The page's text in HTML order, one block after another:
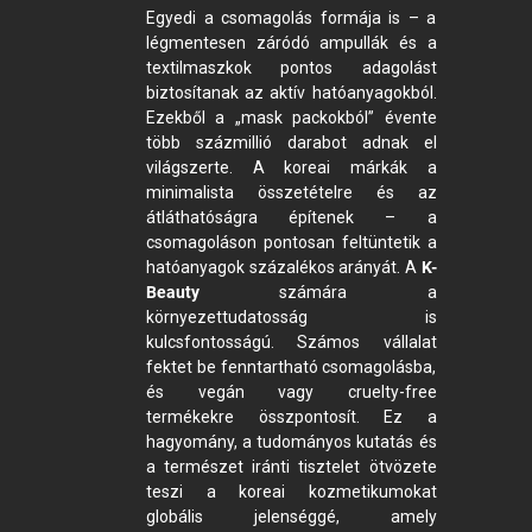
Egyedi a csomagolás formája is – a
légmentesen záródó ampullák és a
textilmaszkok pontos adagolást
biztosítanak az aktív hatóanyagokból.
Ezekből a „mask packokból” évente
több százmillió darabot adnak el
világszerte. A koreai márkák a
minimalista összetételre és az
átláthatóságra építenek – a
csomagoláson pontosan feltüntetik a
hatóanyagok százalékos arányát. A K-
Beauty számára a
környezettudatosság is
kulcsfontosságú. Számos vállalat
fektet be fenntartható csomagolásba,
és vegán vagy cruelty-free
termékekre összpontosít. Ez a
hagyomány, a tudományos kutatás és
a természet iránti tisztelet ötvözete
teszi a koreai kozmetikumokat
globális jelenséggé, amely